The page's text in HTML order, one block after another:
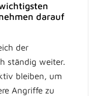
darauf
der
ständig weiter.
bleiben, um
Angriffe zu